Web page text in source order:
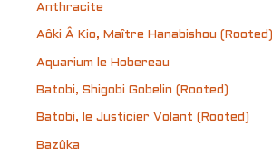
Anthracite
Aôki Â Kio, Maître Hanabishou (Rooted)
Aquarium le Hobereau
Batobi, Shigobi Gobelin (Rooted)
Batobi, le Justicier Volant (Rooted)
Bazûka